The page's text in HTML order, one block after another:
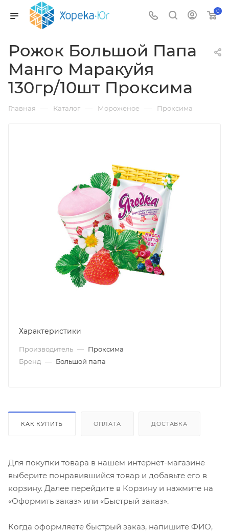
0
Рожок Большой Папа
Манго Маракуйя
130гр/10шт Проксима
Главная — Каталог — Мороженое — Проксима
Характеристики
Производитель — Проксима
Бренд — Большой папа
КАК КУПИТЬ ОПЛАТА ДОСТАВКА
Для покупки товара в нашем интернет-магазине
выберите понравившийся товар и добавьте его в
корзину. Далее перейдите в Корзину и нажмите на
«Оформить заказ» или «Быстрый заказ».
Когда оформляете быстрый заказ, напишите ФИО,